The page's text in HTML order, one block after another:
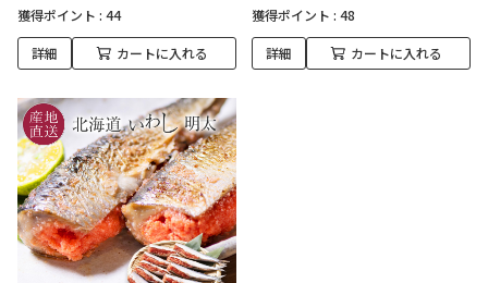
獲得ポイント : 44
詳細 カートに入れる
獲得ポイント : 48
詳細 カートに入れる